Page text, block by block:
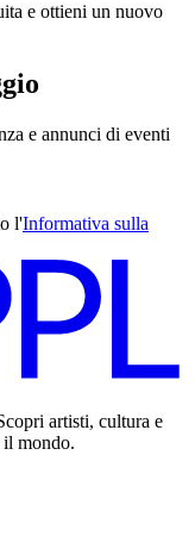
e ottieni un nuovo
e annunci di eventi
l'Informativa sulla
artisti, cultura e
mondo.